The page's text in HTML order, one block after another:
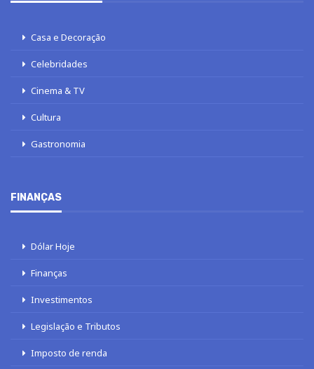
Casa e Decoração
Celebridades
Cinema & TV
Cultura
Gastronomia
FINANÇAS
Dólar Hoje
Finanças
Investimentos
Legislação e Tributos
Imposto de renda